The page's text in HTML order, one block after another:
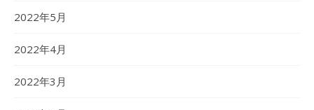
2022年5月
2022年4月
2022年3月